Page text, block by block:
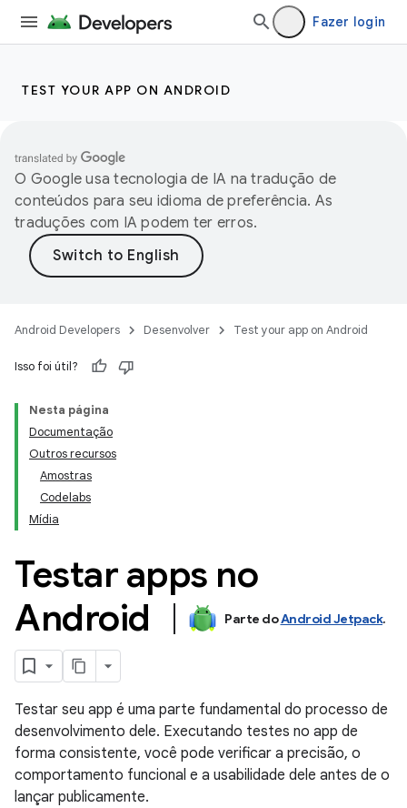
Fazer login
TEST YOUR APP ON ANDROID
O Google usa tecnologia de IA na tradução de
conteúdos para seu idioma de preferência. As
traduções com IA podem ter erros.
Android Developers Desenvolver Test your app on Android
Isso foi útil?
Nesta página
Documentação
Outros recursos
Amostras
Codelabs
Mídia
Testar apps no
Android
Parte doAndroid Jetpack.
Testar seu app é uma parte fundamental do processo de
desenvolvimento dele. Executando testes no app de
forma consistente, você pode verificar a precisão, o
comportamento funcional e a usabilidade dele antes de o
lançar publicamente.